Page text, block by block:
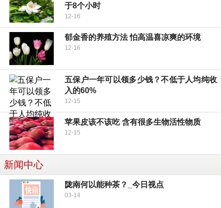
于8个小时
12-16
郁金香的养殖方法 怕高温喜凉爽的环境
12-16
五保户一年可以领多少钱？不低于人均纯收
入的60%
12-15
苹果皮该不该吃 含有很多生物活性物质
12-15
新闻中心
陇南何以能种茶？_今日视点
03-14